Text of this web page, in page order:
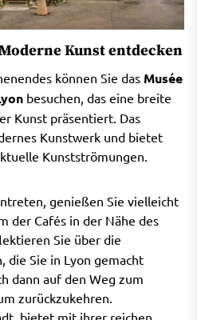
Kunst entdecken
können Sie das Musée
besuchen, das eine breite
Kunst präsentiert. Das
Kunstwerk und bietet
Kunstströmungen.
genießen Sie vielleicht
der Cafés in der Nähe des
Sie über die
die Sie in Lyon gemacht
dann auf den Weg zum
zurückzukehren.